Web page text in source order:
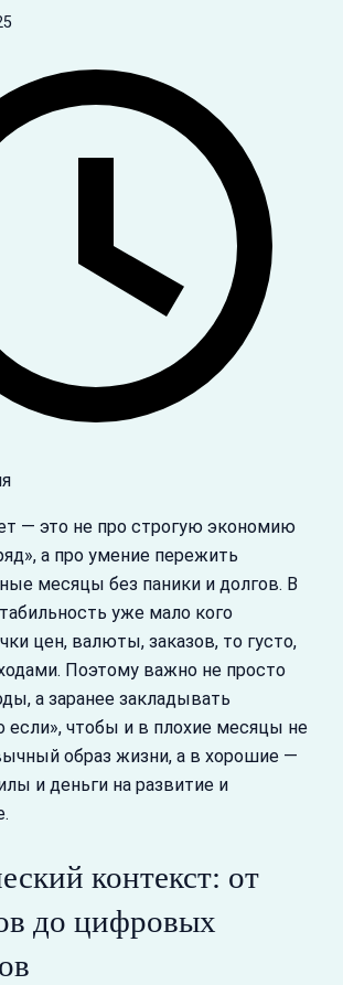
— это не про строгую экономию
а про умение пережить
месяцы без паники и долгов. В
уже мало кого
цен, валюты, заказов, то густо,
Поэтому важно не просто
а заранее закладывать
если», чтобы и в плохие месяцы не
образ жизни, а в хорошие —
и деньги на развитие и
контекст: от
до цифровых